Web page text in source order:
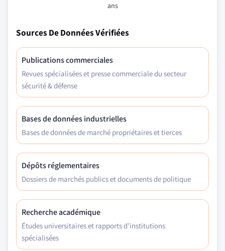
ans
Sources De Données Vérifiées
Publications commerciales
Revues spécialisées et presse commerciale du secteur
sécurité & défense
Bases de données industrielles
Bases de données de marché propriétaires et tierces
Dépôts réglementaires
Dossiers de marchés publics et documents de politique
Recherche académique
Études universitaires et rapports d'institutions
spécialisées